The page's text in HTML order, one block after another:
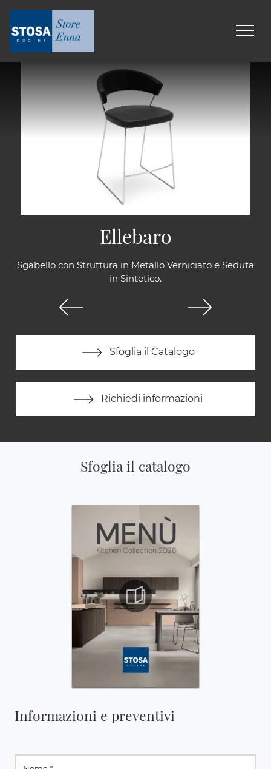
Sgabello con Struttura in Metallo Verniciato e Seduta
in Sintetico.
Sfoglia il Catalogo
Richiedi informazioni
Ellebaro
Sfoglia il catalogo
Informazioni e preventivi